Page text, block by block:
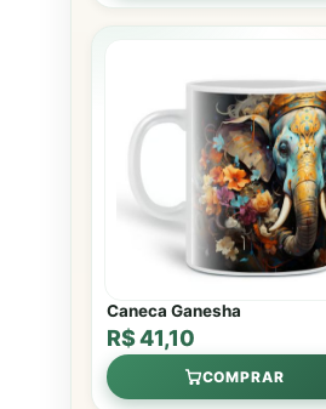
Caneca Ganesha
R$ 41,10
COMPRAR